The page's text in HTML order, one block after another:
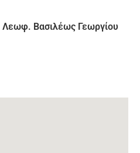
Λεωφ. Βασιλέως Γεωργίου